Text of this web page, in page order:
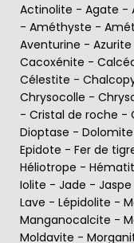
Actinolite - Agate -
- Améthyste -
Aventurine - Azurite
Cacoxénite -
Célestite -
Chrysocolle -
- Cristal de roche -
Dioptase - Dolomite
Epidote - Fer de
Héliotrope -
Iolite - Jade - Jaspe
Lave - Lépidolite -
Manganocalcite -
Moldavite -